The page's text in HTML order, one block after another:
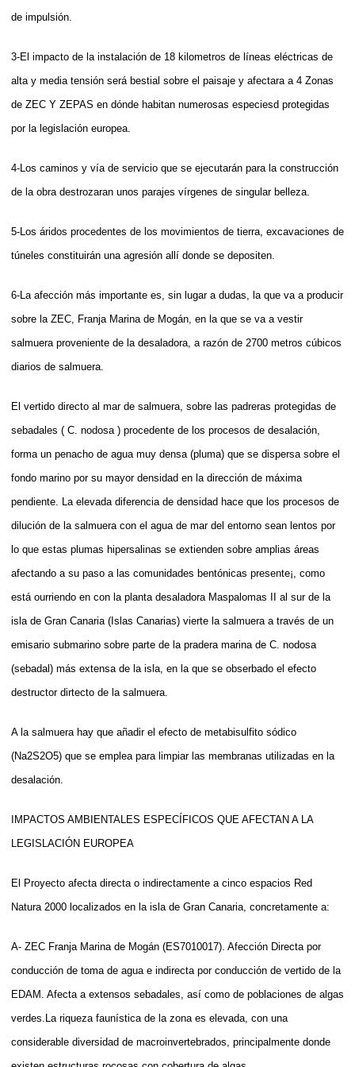
de impulsión.
3-El impacto de la instalación de 18 kilometros de líneas eléctricas de
alta y media tensión será bestial sobre el paisaje y afectara a 4 Zonas
de ZEC Y ZEPAS en dónde habitan numerosas especiesd protegidas
por la legislación europea.
4-Los caminos y vía de servicio que se ejecutarán para la construcción
de la obra destrozaran unos parajes vírgenes de singular belleza.
5-Los áridos procedentes de los movimientos de tierra, excavaciones de
túneles constituirán una agresión allí donde se depositen.
6-La afección más importante es, sin lugar a dudas, la que va a producir
sobre la ZEC, Franja Marina de Mogán, en la que se va a vestir
salmuera proveniente de la desaladora, a razón de 2700 metros cúbicos
diarios de salmuera.
El vertido directo al mar de salmuera, sobre las padreras protegidas de
sebadales ( C. nodosa ) procedente de los procesos de desalación,
forma un penacho de agua muy densa (pluma) que se dispersa sobre el
fondo marino por su mayor densidad en la dirección de máxima
pendiente. La elevada diferencia de densidad hace que los procesos de
dilución de la salmuera con el agua de mar del entorno sean lentos por
lo que estas plumas hipersalinas se extienden sobre amplias áreas
afectando a su paso a las comunidades bentónicas presente¡, como
está ourriendo en con la planta desaladora Maspalomas II al sur de la
isla de Gran Canaria (Islas Canarias) vierte la salmuera a través de un
emisario submarino sobre parte de la pradera marina de C. nodosa
(sebadal) más extensa de la isla, en la que se obserbado el efecto
destructor dirtecto de la salmuera.
A la salmuera hay que añadir el efecto de metabisulfito sódico
(Na2S2O5) que se emplea para limpiar las membranas utilizadas en la
desalación.
IMPACTOS AMBIENTALES ESPECÍFICOS QUE AFECTAN A LA
LEGISLACIÓN EUROPEA
El Proyecto afecta directa o indirectamente a cinco espacios Red
Natura 2000 localizados en la isla de Gran Canaria, concretamente a:
A- ZEC Franja Marina de Mogán (ES7010017). Afección Directa por
conducción de toma de agua e indirecta por conducción de vertido de la
EDAM. Afecta a extensos sebadales, así como de poblaciones de algas
verdes.La riqueza faunística de la zona es elevada, con una
considerable diversidad de macroinvertebrados, principalmente donde